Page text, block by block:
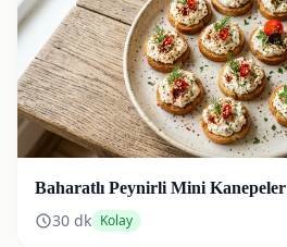
Baharatlı Peynirli Mini Kanepeler
30 dk Kolay